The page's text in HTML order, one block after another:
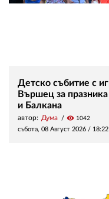
Детско събитие с
Вършец за
и Балкана
автор: Дума visibility 1042
събота, 08 Август 2026 / 18:22